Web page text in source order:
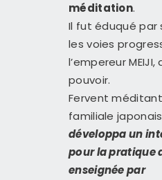
méditation.
Il fut éduqué par
les voies
l’empereur MEIJI,
pouvoir.
Fervent
familiale
développa un
pour la pratique
enseignée par